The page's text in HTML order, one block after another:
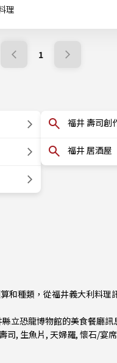
理
1
福井 壽司創
福井 居酒屋
和種類，從福井義大利料
立恐龍博物館的美食餐廳訊
司, 生魚片 , 天婦羅, 懷石/宴